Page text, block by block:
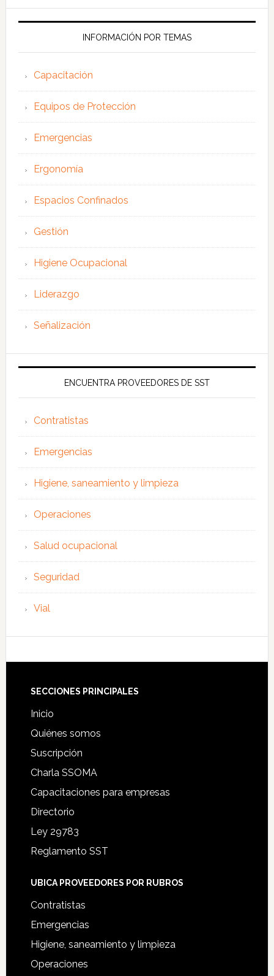
web
INFORMACIÓN POR TEMAS
Capacitación
Equipos de Protección
Emergencias
Ergonomía
Espacios Confinados
Gestión
Higiene Ocupacional
Liderazgo
Señalización
ENCUENTRA PROVEEDORES DE SST
Contratistas
Emergencias
Higiene, saneamiento y limpieza
Operaciones
Salud ocupacional
Seguridad
Vial
Footer
SECCIONES PRINCIPALES
Inicio
Quiénes somos
Suscripción
Charla SSOMA
Capacitaciones para empresas
Directorio
Ley 29783
Reglamento SST
UBICA PROVEEDORES POR RUBROS
Contratistas
Emergencias
Higiene, saneamiento y limpieza
Operaciones